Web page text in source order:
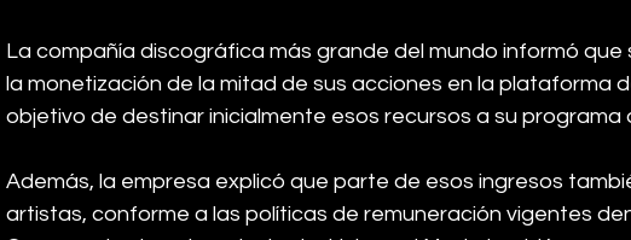
La compañía discográfica más grande del mundo informó
la monetización de la mitad de sus acciones en la plataforma
objetivo de destinar inicialmente esos recursos a su programa
Además, la empresa explicó que parte de esos ingresos
artistas, conforme a las políticas de remuneración vigentes